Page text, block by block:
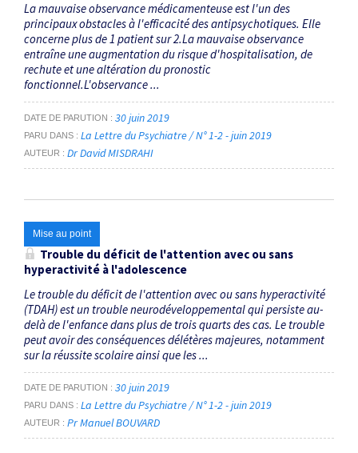
La mauvaise observance médicamenteuse est l'un des
principaux obstacles à l'efficacité des anti­psychotiques. Elle
concerne plus de 1 patient sur 2.La mauvaise observance
entraîne une augmentation du risque d'hospitalisation, de
rechute et une altération du pronostic
fonctionnel.L'observance ...
DATE DE PARUTION 30 juin 2019
PARU DANS La Lettre du Psychiatre / N° 1-2 - juin 2019
AUTEUR Dr David MISDRAHI
Mise au point
Trouble du déficit de l'attention avec ou sans
hyperactivité à l'adolescence
Le trouble du déficit de l'attention avec ou sans hyperactivité
(TDAH) est un trouble neurodéveloppemental qui persiste au-
delà de l'enfance dans plus de trois quarts des cas. Le trouble
peut avoir des conséquences délétères majeures, notamment
sur la réussite scolaire ainsi que les ...
DATE DE PARUTION 30 juin 2019
PARU DANS La Lettre du Psychiatre / N° 1-2 - juin 2019
AUTEUR Pr Manuel BOUVARD